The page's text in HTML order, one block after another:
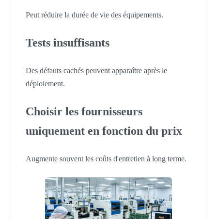
Peut réduire la durée de vie des équipements.
Tests insuffisants
Des défauts cachés peuvent apparaître après le
déploiement.
Choisir les fournisseurs
uniquement en fonction du prix
Augmente souvent les coûts d'entretien à long terme.